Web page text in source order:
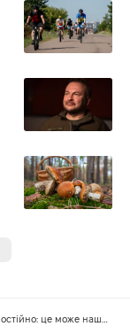
це може нашкодити шкірі